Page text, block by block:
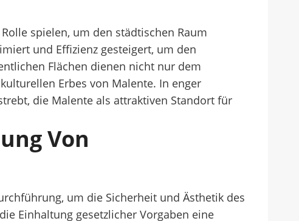
spielen, um den städtischen Raum
und Effizienz gesteigert, um den
Flächen dienen nicht nur dem
Erbes von Malente. In enger
die Malente als attraktiven Standort für
Von
um die Sicherheit und Ästhetik des
Einhaltung gesetzlicher Vorgaben eine